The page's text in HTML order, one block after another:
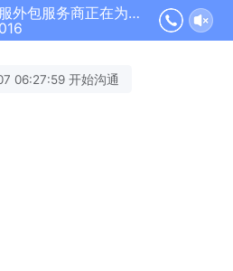
萌萌客客服外包服务商正在为您服务
06:27:59 开始沟通